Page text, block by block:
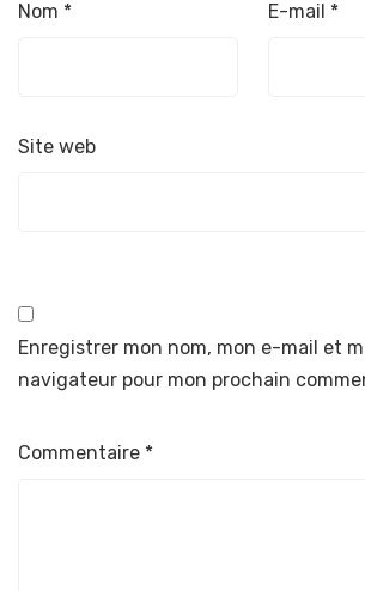
Nom * E-mail *
Site web
Enregistrer mon nom, mon e-mail et
navigateur pour mon prochain
Commentaire *